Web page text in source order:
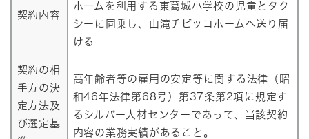
契約内容
ホームを利用する東葛城小学校の児童とタク
シーに同乗し、山滝チビッコホームへ送り届
ける
契約の相
手方の決
定方法及
び選定基
高年齢者等の雇用の安定等に関する法律（昭
和46年法律第68号）第37条第2項に規定す
るシルバー人材センターであって、当該契約
内容の業務実績があること。